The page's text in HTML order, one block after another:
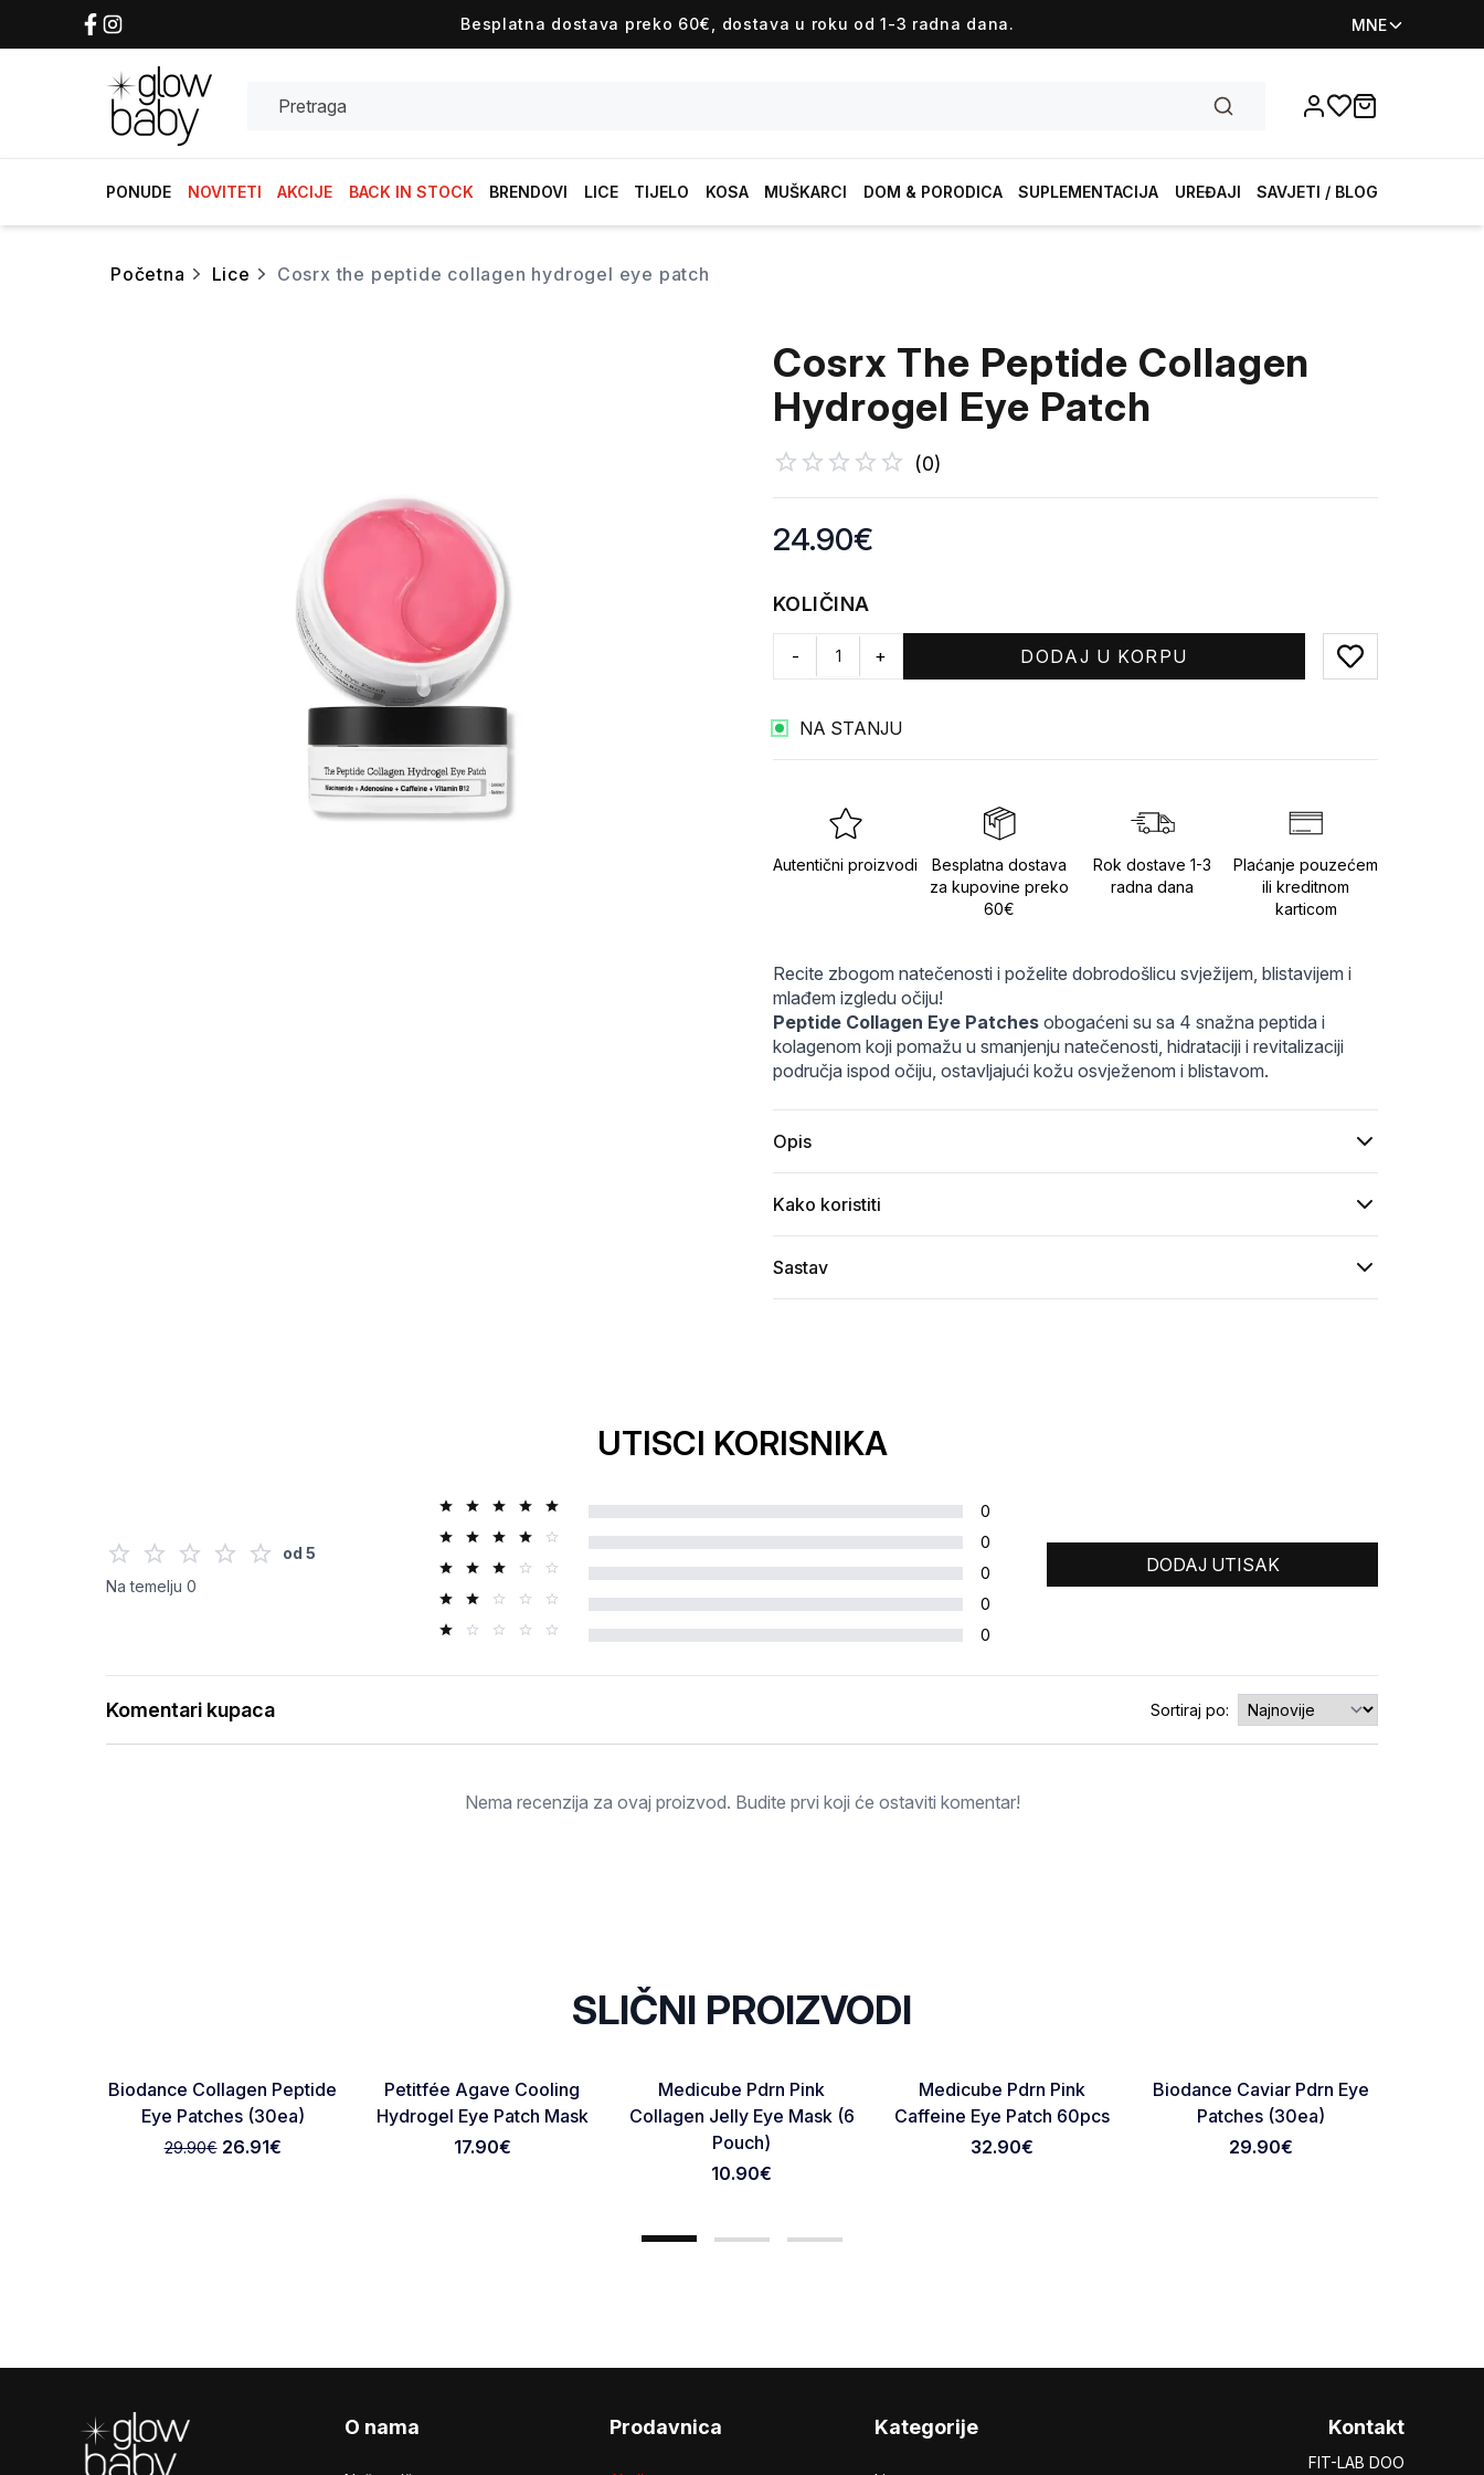
Besplatna dostava preko 60€, dostava u roku od 1-3 radna dana. MNE
Favorites
items in cart,
PONUDE NOVITETI AKCIJE BACK IN STOCK BRENDOVI LICE TIJELO KOSA MUŠKARCI DOM & PORODICA SUPLEMENTACIJA UREĐAJI SAVJETI / BLOG
početna lice cosrx the peptide collagen hydrogel eye patch
17_4d75b691-8500-4656-8656-bf6263506da5.webp
debaaff9-aec4-4b07-b7d7-262c2e585ade.webp
Cosrx The Peptide Collagen
Hydrogel Eye Patch
(0)
Product information
24.90€
KOLIČINA
- + DODAJ U KORPU
Add to favorites
NA STANJU
Autentični proizvodi
Besplatna dostava
za kupovine preko
60€
Rok dostave 1-3
radna dana
Plaćanje pouzećem
ili kreditnom
karticom
Recite zbogom natečenosti i poželite dobrodošlicu svježijem, blistavijem i
mlađem izgledu očiju!
Peptide Collagen Eye Patches obogaćeni su sa 4 snažna peptida i
kolagenom koji pomažu u smanjenju natečenosti, hidrataciji i revitalizaciji
područja ispod očiju, ostavljajući kožu osvježenom i blistavom.
Opis
Kako koristiti
Sastav
UTISCI KORISNIKA
od 5
Na temelju 0
0
0
0
0
0
DODAJ UTISAK
Ocjena
Otkaži pregled Pošaljite pregled
Komentari kupaca Sortiraj po:
Nema recenzija za ovaj proizvod. Budite prvi koji će ostaviti komentar!
SLIČNI PROIZVODI
Favorite
Biodance Collagen Peptide
Eye Patches (30ea)
29.90€ 26.91€
Favorite
Petitfée Agave Cooling
Hydrogel Eye Patch Mask
17.90€
Medicube Pdrn Pink
Collagen Jelly Eye Mask (6
Pouch)
10.90€
Favorite
Medicube Pdrn Pink
Caffeine Eye Patch 60pcs
32.90€
Favorite
Biodance Caviar Pdrn Eye
Patches (30ea)
29.90€
O nama Prodavnica Kategorije Kontakt
FIT-LAB DOO